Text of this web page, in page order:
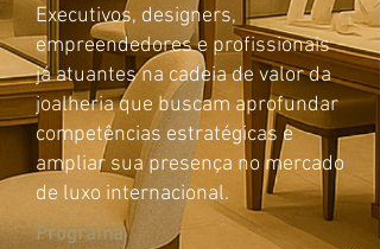
Executivos, designers,
empreendedores e profissionais
já atuantes na cadeia de valor da
joalheria que buscam aprofundar
competências estratégicas e
ampliar sua presença no mercado
de luxo internacional.
Programa